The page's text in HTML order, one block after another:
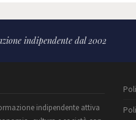
indipendente dal 2002
indipendente attiva